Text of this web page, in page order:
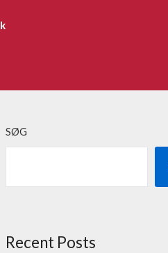
SØG
Recent Posts